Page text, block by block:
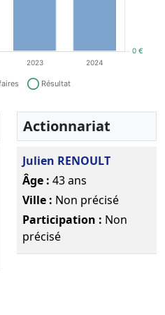
Actionnariat
Julien RENOULT
Âge : 43 ans
Ville : Non précisé
Participation : Non
précisé